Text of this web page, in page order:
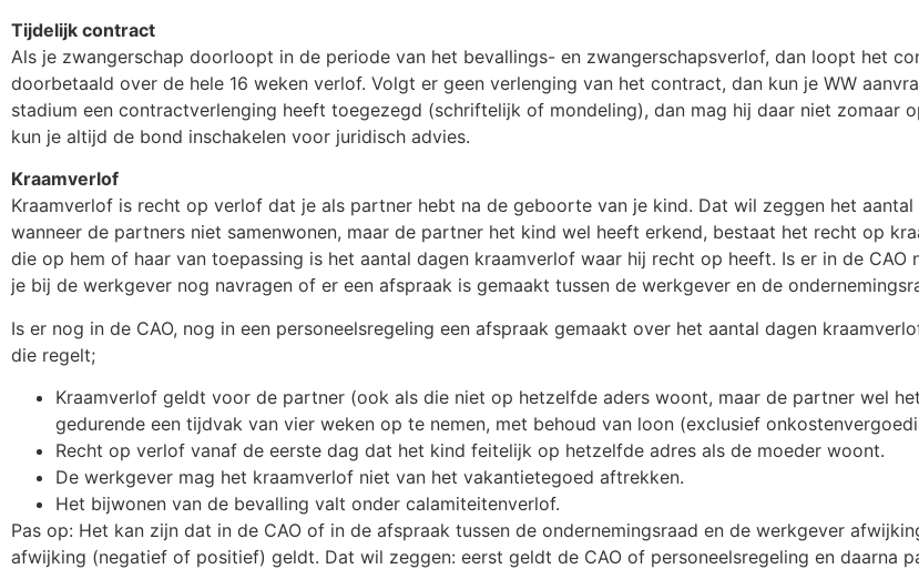
Tijdelijk contract
Als je zwangerschap doorloopt in de periode van het bevallings- en zwangerschapsverlof, dan loopt het
doorbetaald over de hele 16 weken verlof. Volgt er geen verlenging van het contract, dan kun je WW
stadium een contractverlenging heeft toegezegd (schriftelijk of mondeling), dan mag hij daar niet zomaar
kun je altijd de bond inschakelen voor juridisch advies.
Kraamverlof
Kraamverlof is recht op verlof dat je als partner hebt na de geboorte van je kind. Dat wil zeggen het
wanneer de partners niet samenwonen, maar de partner het kind wel heeft erkend, bestaat het recht op
die op hem of haar van toepassing is het aantal dagen kraamverlof waar hij recht op heeft. Is er in de
je bij de werkgever nog navragen of er een afspraak is gemaakt tussen de werkgever en de
Is er nog in de CAO, nog in een personeelsregeling een afspraak gemaakt over het aantal dagen
die regelt;
Kraamverlof geldt voor de partner (ook als die niet op hetzelfde aders woont, maar de partner wel
gedurende een tijdvak van vier weken op te nemen, met behoud van loon (exclusief
Recht op verlof vanaf de eerste dag dat het kind feitelijk op hetzelfde adres als de moeder woont.
De werkgever mag het kraamverlof niet van het vakantietegoed aftrekken.
Het bijwonen van de bevalling valt onder calamiteitenverlof.
Pas op: Het kan zijn dat in de CAO of in de afspraak tussen de ondernemingsraad en de werkgever
afwijking (negatief of positief) geldt. Dat wil zeggen: eerst geldt de CAO of personeelsregeling en daarna